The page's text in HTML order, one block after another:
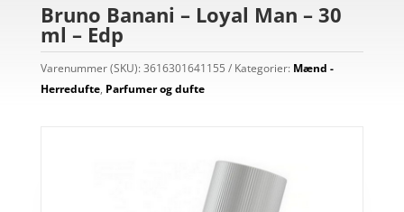
Bruno Banani – Loyal Man – 30
ml – Edp
Varenummer (SKU):3616301641155 Kategorier: Mænd -
Herredufte, Parfumer og dufte